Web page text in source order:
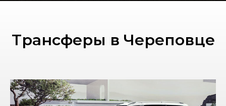
Трансферы в Череповце